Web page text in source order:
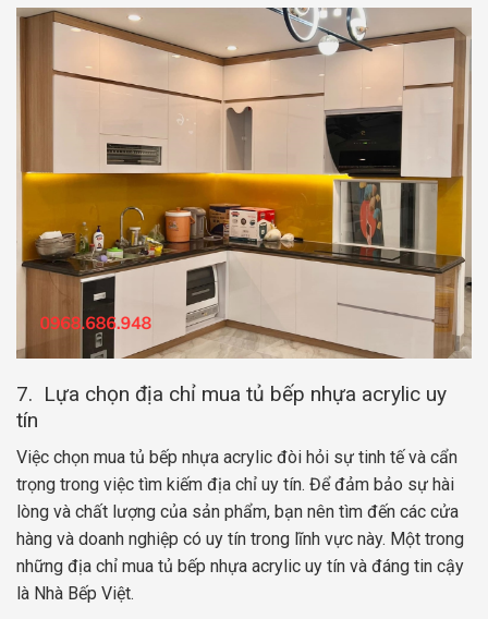
7. Lựa chọn địa chỉ mua tủ bếp nhựa acrylic uy
tín
Việc chọn mua tủ bếp nhựa acrylic đòi hỏi sự tinh tế và cẩn
trọng trong việc tìm kiếm địa chỉ uy tín. Để đảm bảo sự hài
lòng và chất lượng của sản phẩm, bạn nên tìm đến các cửa
hàng và doanh nghiệp có uy tín trong lĩnh vực này. Một trong
những địa chỉ mua tủ bếp nhựa acrylic uy tín và đáng tin cậy
là Nhà Bếp Việt.